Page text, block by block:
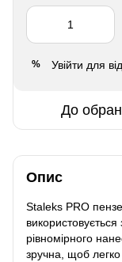
% Увійти для
До
Опис
Staleks PRO
рівномірного
зручна, щоб легко